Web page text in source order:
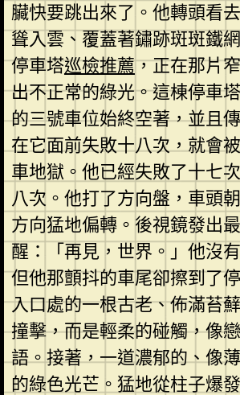
臟快要跳出來了。他轉頭看
聳入雲、覆蓋著鏽跡斑斑鐵
停車塔巡檢推薦，正在那片
出不正常的綠光。這棟停車
的三號車位始終空著，並且
在它面前失敗十八次，就會
車地獄。他已經失敗了十七
八次。他打了方向盤，車頭
方向猛地偏轉。後視鏡發出
醒：「再見，世界。」他沒
但他那顫抖的車尾卻擦到了
入口處的一根古老、佈滿苔
撞擊，而是輕柔的碰觸，像
語。接著，一道濃郁的、像
的綠色光芒。猛地從柱子爆